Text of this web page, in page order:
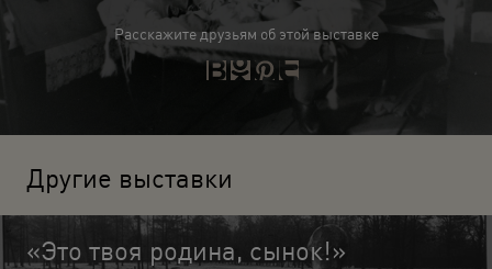
Расскажите друзьям об этой выставке
Другие выставки
«Это твоя родина, сынок!»